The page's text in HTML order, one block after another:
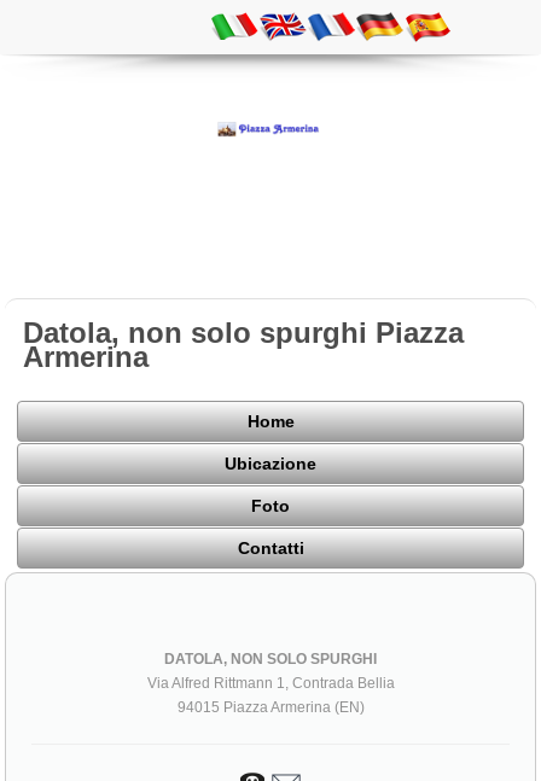
Datola, non solo spurghi Piazza
Armerina
Home
Ubicazione
Foto
Contatti
DATOLA, NON SOLO SPURGHI
Via Alfred Rittmann 1, Contrada Bellia
94015 Piazza Armerina (EN)